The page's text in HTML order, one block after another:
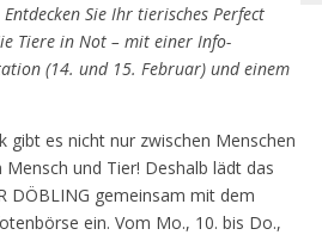
Sie Ihr tierisches Perfect
Tiere in Not – mit einer Info-
(14. und 15. Februar) und einem
gibt es nicht nur zwischen Menschen
und Tier! Deshalb lädt das
DÖBLING gemeinsam mit dem
ein. Vom Mo., 10. bis Do.,